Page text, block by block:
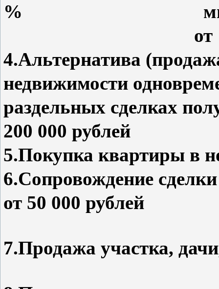
%
от 100 000
4.Альтернатива
недвижимости
раздельных сделках
200 000
5.Покупка квартиры в
6.Сопровождение
от 50 000 рублей
7.Продажа участка,